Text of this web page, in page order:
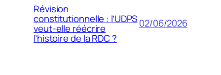
Révision
constitutionnelle : l’UDPS
veut-elle réécrire
l’histoire de la RDC ?
02/06/2026